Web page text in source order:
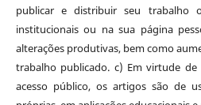
publicar e distribuir seu trabalho
institucionais ou na sua página
alterações produtivas, bem como
trabalho publicado. c) Em virtude de
acesso público, os artigos são de